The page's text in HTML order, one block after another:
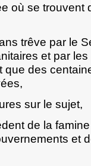
où se trouvent
trêve par le
et par
des
sur le sujet,
de la
et